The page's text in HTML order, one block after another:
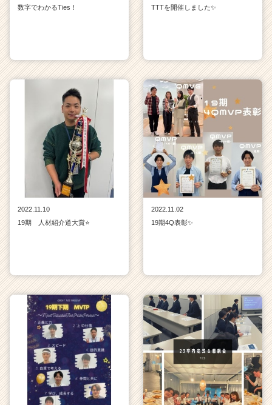
数字でわかるTies！
TTTを開催しました✨
2022.11.10
19期 人材紹介道大賞⭐
2022.11.02
19期4Q表彰✨